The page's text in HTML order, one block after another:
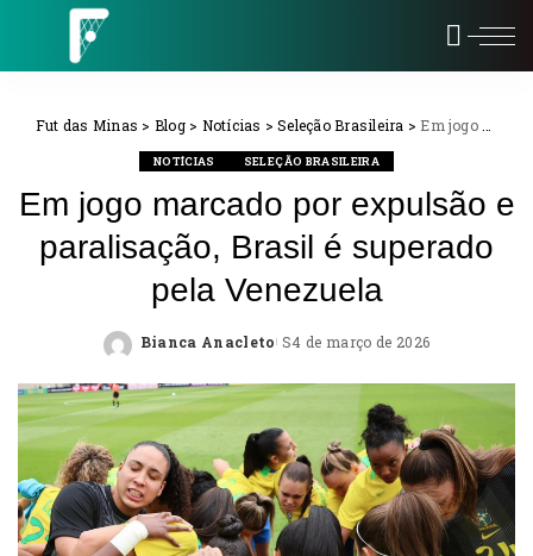
Fut das Minas > Blog> Notícias >Seleção Brasileira > Em jogo marcado por expulsão e paralisação, Brasil é superado pela Venezuela
NOTÍCIAS SELEÇÃO BRASILEIRA
Em jogo marcado por expulsão e
paralisação, Brasil é superado
pela Venezuela
Posted
Bianca Anacleto 4 de março de 2026